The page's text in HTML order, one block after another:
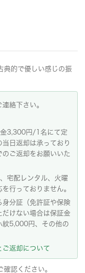
典的で優しい感じの振
絡下さい。
3,300円/1名にて定
日返却は承っており
ご返却をお願いいた
宅配レンタル、火曜
行っておりません。
分証（免許証や保険
けない場合は保証金
紋5,000円、その他の
ご返却について
認ください。